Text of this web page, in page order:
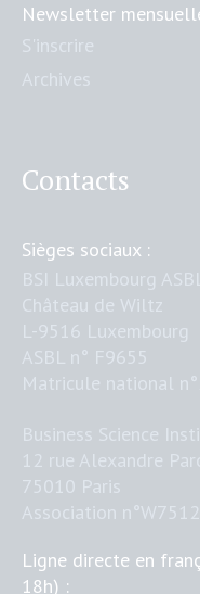
Newsletter
Contacts
Sièges sociaux :
Ligne directe en
18h) :